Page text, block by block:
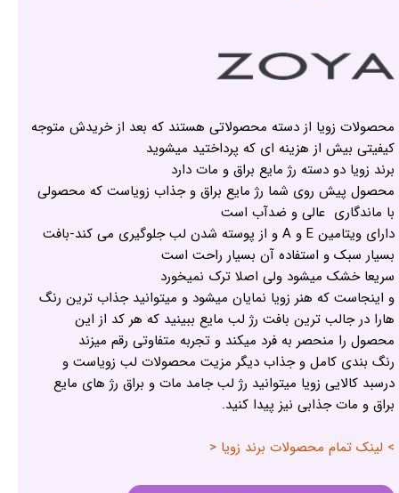
محصولات زویا از دسته محصولاتی هستند که بعد از خریدش متوجه
کیفیتی بیش از هزینه ای که پرداختید میشوید
برند زویا دو دسته رژ مایع براق و مات دارد
محصول پیش روی شما رژ مایع براق و جذاب زویاست که محصولی
با ماندگاری عالی و ضدآب است
دارای ویتامین E و A و از پوسته شدن لب جلوگیری می کند-بافت
بسیار سبک و استفاده آن بسیار راحت است
سریعا خشک میشود ولی اصلا ترک نمیخورد
و اینجاست که هنر زویا نمایان میشود و میتوانید جذاب ترین رنگ
هارا در جالب ترین بافت رژ لب مایع ببینید که هر کد از این
محصول را منحصر به فرد میکند و تجربه متفاوتی رقم میزند
رنگ بندی کامل و جذاب دیگر مزیت محصولات لب زویاست و
درسبد کالایی زویا میتوانید رژ لب جامد مات و براق رژ های مایع
براق و مات جذابی نیز پیدا کنید.
> لینک تمام محصولات برند زویا <